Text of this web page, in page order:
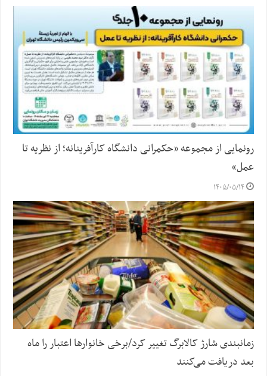
رونمایی از مجموعه «حکمرانی دانشگاه کارآفرینانه؛ از نظریه تا
عمل»
۱۴۰۵/۰۵/۱۴
زمانبندی شارژ کالابرگ تغییر کرد/برخی خانوارها اعتبار را ماه
بعد دریافت می‌کنند